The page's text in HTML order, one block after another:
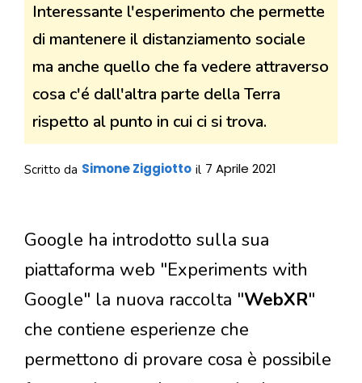
Interessante l'esperimento che permette
di mantenere il distanziamento sociale
ma anche quello che fa vedere attraverso
cosa c'é dall'altra parte della Terra
rispetto al punto in cui ci si trova.
Scritto da Simone Ziggiotto il 7 Aprile 2021
Google ha introdotto sulla sua
piattaforma web "Experiments with
Google" la nuova raccolta "WebXR"
che contiene esperienze che
permettono di provare cosa è possibile